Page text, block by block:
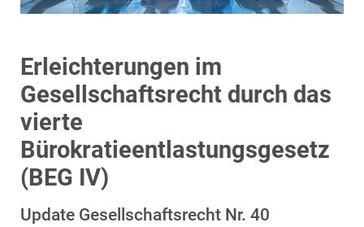
Erleichterungen im
Gesellschaftsrecht durch das
vierte
Bürokratieentlastungsgesetz
(BEG IV)
Update Gesellschaftsrecht Nr. 40